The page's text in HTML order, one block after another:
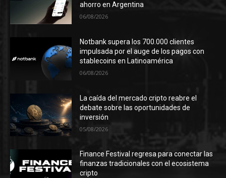
ahorro en Argentina
06/08/2026
Notbank supera los 700.000 clientes
impulsada por el auge de los pagos con
stablecoins en Latinoamérica
06/08/2026
La caída del mercado cripto reabre el
debate sobre las oportunidades de
inversión
05/08/2026
Finance Festival regresa para conectar las
finanzas tradicionales con el ecosistema
cripto